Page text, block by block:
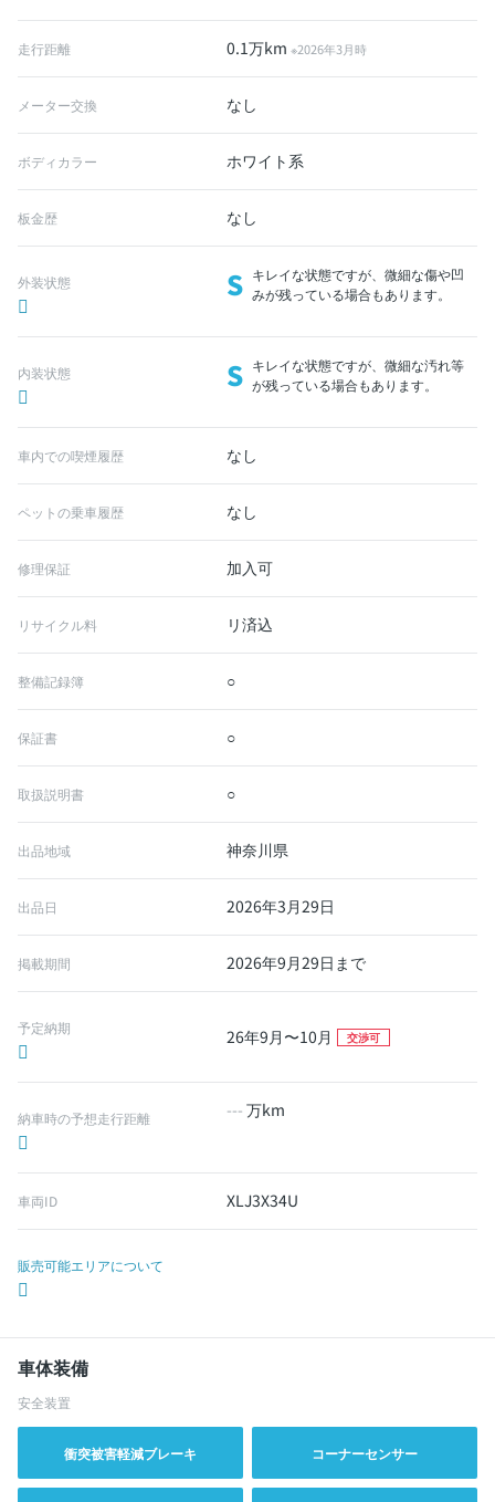
走行距離 0.1万km※2026年3月時
メーター交換 なし
ボディカラー ホワイト系
板金歴 なし
外装状態 S キレイな状態ですが、微細な傷や凹
みが残っている場合もあります。
内装状態 S キレイな状態ですが、微細な汚れ等
が残っている場合もあります。
車内での喫煙履歴 なし
ペットの乗車履歴 なし
修理保証 加入可
リサイクル料 リ済込
整備記録簿 ○
保証書 ○
取扱説明書 ○
出品地域 神奈川県
出品日 2026年3月29日
掲載期間 2026年9月29日まで
予定納期 26年9月〜10月 交渉可
納車時の予想走行距離 --- 万km
車両ID XLJ3X34U
販売可能エリアについて
車体装備
安全装置
衝突被害軽減ブレーキ コーナーセンサー